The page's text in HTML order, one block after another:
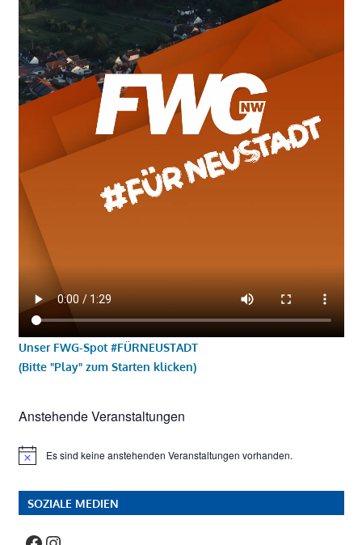
Unser FWG-Spot #FÜRNEUSTADT
(Bitte "Play" zum Starten klicken)
Anstehende Veranstaltungen
HinweisEs sind keine anstehenden Veranstaltungen vorhanden.
SOZIALE MEDIEN